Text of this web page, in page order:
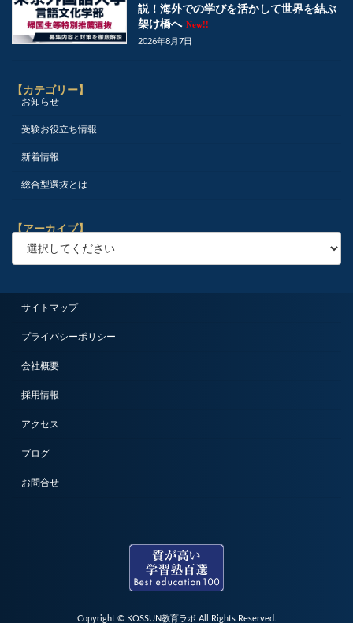
説！海外での学びを活かして世界を結ぶ
架け橋へ New!!
2026年8月7日
【カテゴリー】
お知らせ
受験お役立ち情報
新着情報
総合型選抜とは
【アーカイブ】
サイトマップ
プライバシーポリシー
会社概要
採用情報
アクセス
ブログ
お問合せ
Copyright © KOSSUN教育ラボ All Rights Reserved.